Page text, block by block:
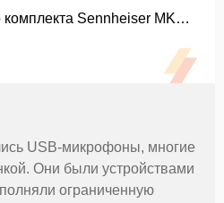
Обзор мобильного комплекта Sennheiser MKE 200
USB-микрофоны, многие
Они были устройствами
ограниченную